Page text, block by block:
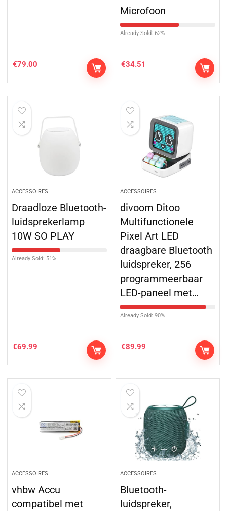
€79.00
Microfoon
Already Sold: 62%
€34.51
ACCESSOIRES
Draadloze Bluetooth-
luidsprekerlamp
10W SO PLAY
Already Sold: 51%
€69.99
ACCESSOIRES
divoom Ditoo
Multifunctionele
Pixel Art LED
draagbare Bluetooth
luidspreker, 256
programmeerbaar
LED-paneel met…
Already Sold: 90%
€89.99
ACCESSOIRES
vhbw Accu
compatibel met
ACCESSOIRES
Bluetooth-
luidspreker,